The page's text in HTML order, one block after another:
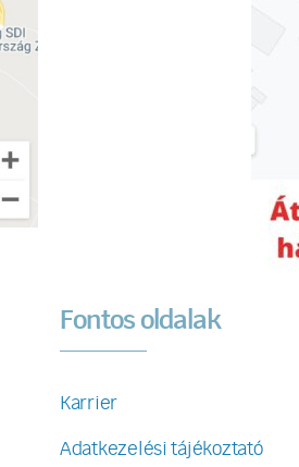
Fontos oldalak
Karrier
Adatkezelési tájékoztató